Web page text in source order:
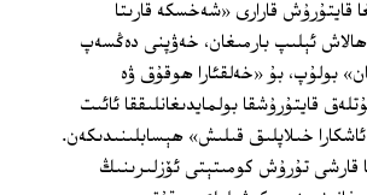
قارارى «شەخسكە قارىتا
ئېلىپ بارمىغان، خەۋپنى دەڭسەپ
بولۇپ، بۇ «خەلقئارا ھوقۇق ۋە
قايتۇرۇشقا بولمايدىغانلىققا ئائىت
خىلاپلىق قىلىش» ھېسابلىنىدىكەن.
تۇرۇش كومىتېتى ئۆزلىرىنىڭ